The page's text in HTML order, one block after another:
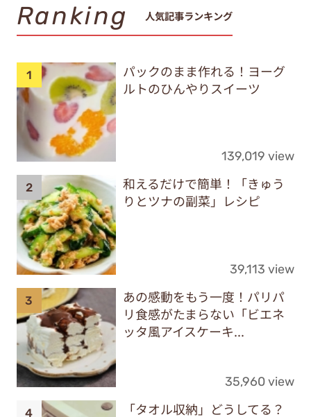
Ranking 人気記事ランキング
パックのまま作れる！ヨーグ
ルトのひんやりスイーツ
139,019 view
和えるだけで簡単！「きゅう
りとツナの副菜」レシピ
39,113 view
あの感動をもう一度！パリパ
リ食感がたまらない「ビエネ
ッタ風アイスケーキ...
35,960 view
「タオル収納」どうしてる？